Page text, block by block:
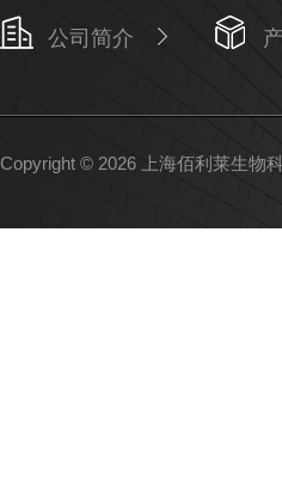
公司简介
Copyright © 2026 上海佰利莱生物